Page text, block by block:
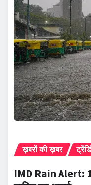
ख़बरों की ख़बर
IMD Rain Alert: